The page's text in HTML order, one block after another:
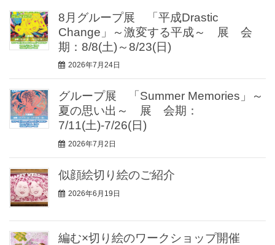
8月グループ展 「平成Drastic
Change」～激変する平成～ 展 会
期：8/8(土)～8/23(日)
2026年7月24日
グループ展 「Summer Memories」～
夏の思い出～ 展 会期：
7/11(土)-7/26(日)
2026年7月2日
似顔絵切り絵のご紹介
2026年6月19日
編む×切り絵のワークショップ開催